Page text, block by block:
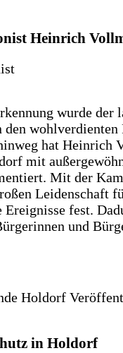
Heinrich
wurde der
wohlverdienten
hat Heinrich
mit
Mit der
Leidenschaft
fest.
und
Holdorf
in Holdorf